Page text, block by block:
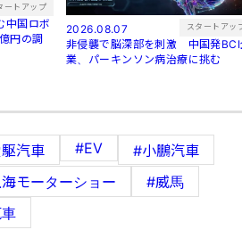
ートアップ
中国ロボ
円の調
2026.08.07 スタートアッ
非侵襲で脳深部を刺激 中国発BCI
業、パーキンソン病治療に挑む
汽車 #EV
#小鵬汽車
モーターショー
#威馬